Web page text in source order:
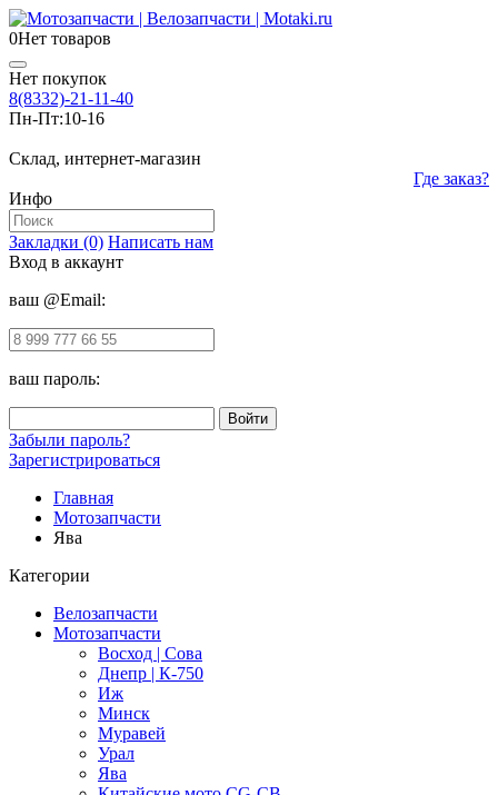
0Нет товаров
Нет покупок
8(8332)-21-11-40
Пн-Пт:10-16
Склад, интернет-магазин
Где заказ?
Инфо
Закладки (0) Написать нам
Вход в аккаунт
ваш @Email:
ваш пароль:
Забыли пароль?
Зарегистрироваться
Главная
Мотозапчасти
Ява
Категории
Велозапчасти
Мотозапчасти
Восход | Сова
Днепр | К-750
Иж
Минск
Муравей
Урал
Ява